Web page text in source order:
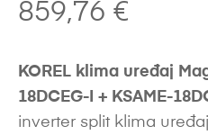
859,76 €
KOREL klima uređaj
18DCEG-I + KSAME-
inverter split klima